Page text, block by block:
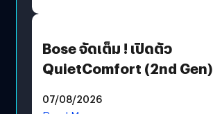
Bose จัดเต็ม ! เปิดตัว
QuietComfort (2nd Gen)
07/08/2026